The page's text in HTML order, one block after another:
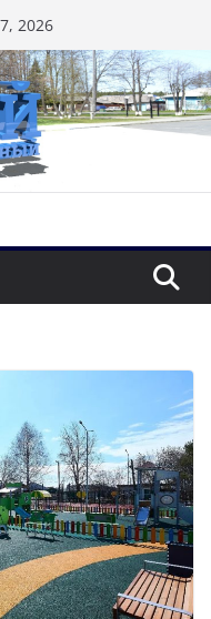
2026